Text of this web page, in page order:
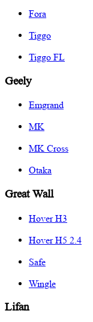
Fora
Tiggo
Tiggo FL
Geely
Emgrand
MK
MK Cross
Otaka
Great Wall
Hover H3
Hover H5 2.4
Safe
Wingle
Lifan